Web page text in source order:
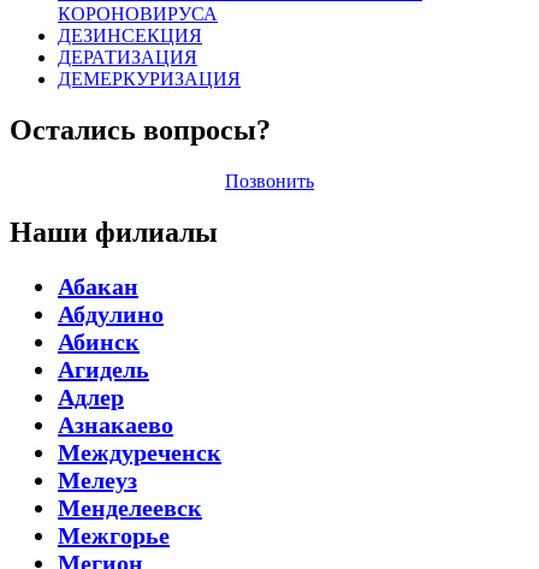
КОРОНОВИРУСА
ДЕЗИНСЕКЦИЯ
ДЕРАТИЗАЦИЯ
ДЕМЕРКУРИЗАЦИЯ
Остались вопросы?
Позвонить
Наши филиалы
Абакан
Абдулино
Абинск
Агидель
Адлер
Азнакаево
Междуреченск
Мелеуз
Менделеевск
Межгорье
Мегион